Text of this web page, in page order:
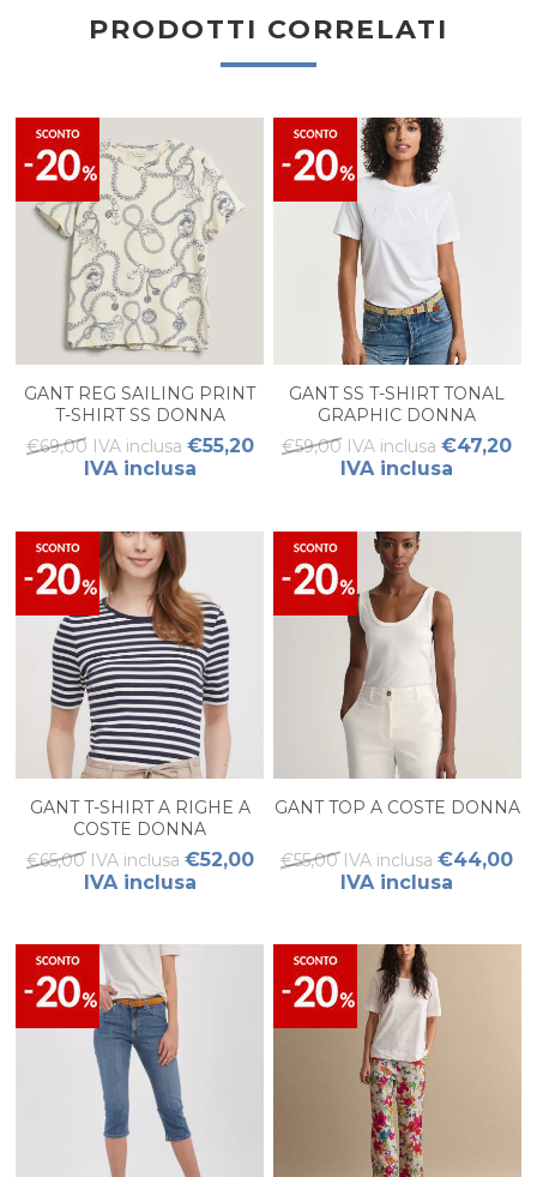
PRODOTTI CORRELATI
GANT REG SAILING PRINT
T-SHIRT SS DONNA
€69,00 IVA inclusa €55,20
IVA inclusa
GANT SS T-SHIRT TONAL
GRAPHIC DONNA
€59,00 IVA inclusa €47,20
IVA inclusa
GANT T-SHIRT A RIGHE A
COSTE DONNA
€65,00 IVA inclusa €52,00
IVA inclusa
GANT TOP A COSTE DONNA
€55,00 IVA inclusa €44,00
IVA inclusa